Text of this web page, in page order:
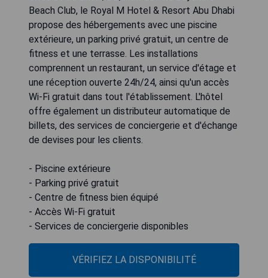
Beach Club, le Royal M Hotel & Resort Abu Dhabi
propose des hébergements avec une piscine
extérieure, un parking privé gratuit, un centre de
fitness et une terrasse. Les installations
comprennent un restaurant, un service d'étage et
une réception ouverte 24h/24, ainsi qu'un accès
Wi-Fi gratuit dans tout l'établissement. L'hôtel
offre également un distributeur automatique de
billets, des services de conciergerie et d'échange
de devises pour les clients.
- Piscine extérieure
- Parking privé gratuit
- Centre de fitness bien équipé
- Accès Wi-Fi gratuit
- Services de conciergerie disponibles
VÉRIFIEZ LA DISPONIBILITÉ